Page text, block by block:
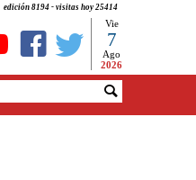
edición 8194 - visitas hoy 25414
Vie
7
Ago
2026